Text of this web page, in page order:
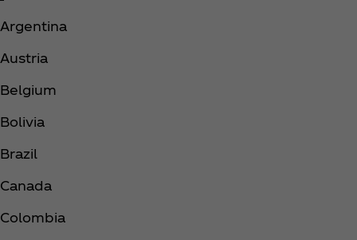
Argentina ​
Austria ​
Belgium ​
Bolivia ​
Brazil ​
Canada ​
Colombia ​